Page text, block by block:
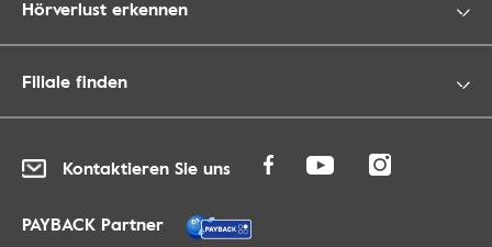
Hörverlust erkennen
Filiale finden
Kontaktieren Sie uns
PAYBACK Partner